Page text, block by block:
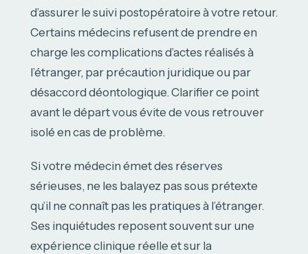
d’assurer le suivi postopératoire à votre retour.
Certains médecins refusent de prendre en
charge les complications d’actes réalisés à
l’étranger, par précaution juridique ou par
désaccord déontologique. Clarifier ce point
avant le départ vous évite de vous retrouver
isolé en cas de problème.
Si votre médecin émet des réserves
sérieuses, ne les balayez pas sous prétexte
qu’il ne connaît pas les pratiques à l’étranger.
Ses inquiétudes reposent souvent sur une
expérience clinique réelle et sur la